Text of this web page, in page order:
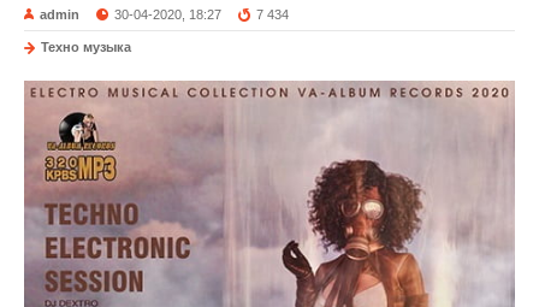
admin 30-04-2020, 18:27 7 434
Техно музыка